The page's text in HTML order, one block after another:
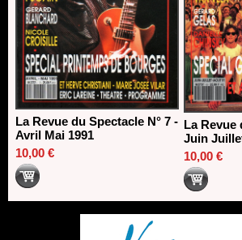
La Revue du Spectacle N° 7 -
Avril Mai 1991
10,00 €
La Revue
Juin
10,00 €